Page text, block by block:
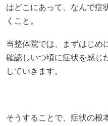
はどこにあって、なんで症
くこと。
当整体院では、まずはじめ
確認しいつ頃に症状を感じ
していきます。
そうすることで、症状の根